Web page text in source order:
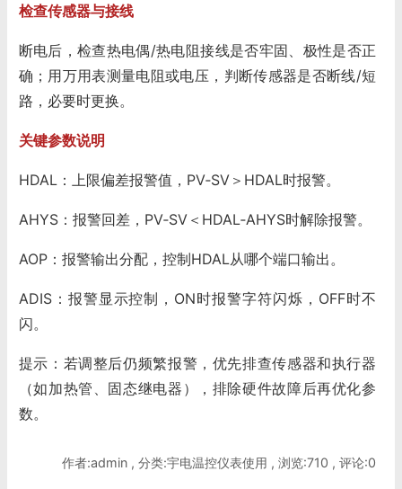
检查传感器与接线
断电后，检查热电偶/热电阻接线是否牢固、极性是否正
确；用万用表测量电阻或电压，判断传感器是否断线/短
路，必要时更换。
关键参数说明
HDAL：上限偏差报警值，PV‑SV＞HDAL时报警。
AHYS：报警回差，PV‑SV＜HDAL‑AHYS时解除报警。
AOP：报警输出分配，控制HDAL从哪个端口输出。
ADIS：报警显示控制，ON时报警字符闪烁，OFF时不
闪。
提示：若调整后仍频繁报警，优先排查传感器和执行器
（如加热管、固态继电器），排除硬件故障后再优化参
数。
作者:admin , 分类:宇电温控仪表使用 , 浏览:710 , 评论:0